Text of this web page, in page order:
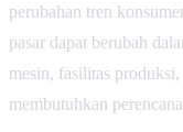
perubahan tren
pasar dapat berubah
mesin, fasilitas
membutuhkan